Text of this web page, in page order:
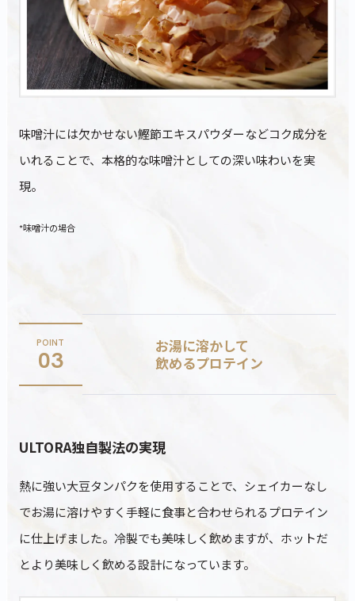
味噌汁には欠かせない鰹節エキスパウダーなどコク成分を
いれることで、本格的な味噌汁としての深い味わいを実
現。
*味噌汁の場合
POINT
03
お湯に溶かして
飲めるプロテイン
ULTORA独自製法の実現
熱に強い大豆タンパクを使用することで、シェイカーなし
でお湯に溶けやすく手軽に食事と合わせられるプロテイン
に仕上げました。冷製でも美味しく飲めますが、ホットだ
とより美味しく飲める設計になっています。
こちらも一緒にいかがですか？
ティープロテイン
緑茶
ホエイプロテイン
抹茶ラテ
ビューティープロ